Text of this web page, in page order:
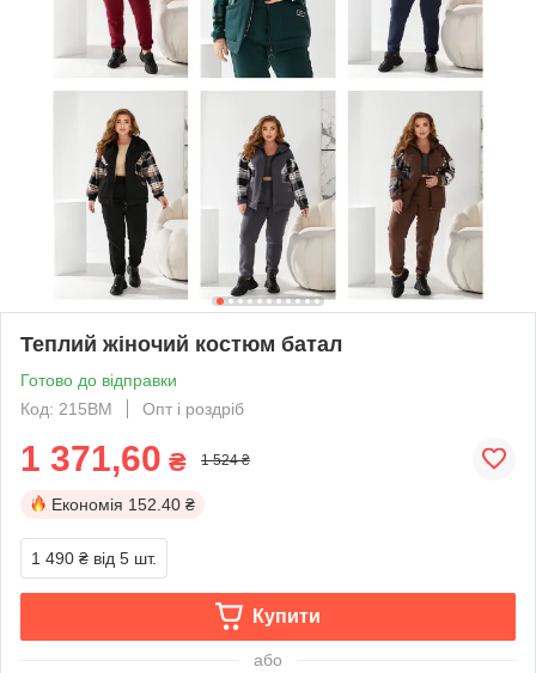
Теплий жіночий костюм батал
Готово до відправки
Код: 215ВМ
Опт і роздріб
1 371,60 ₴ 1 524 ₴
Економія 152.40 ₴
1 490 ₴ від 5 шт.
Купити
або